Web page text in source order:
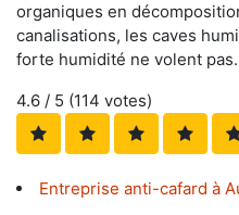
organiques en
canalisations, les caves
forte humidité ne volent pas.
4.6 / 5 (114 votes)
Entreprise anti-cafard à